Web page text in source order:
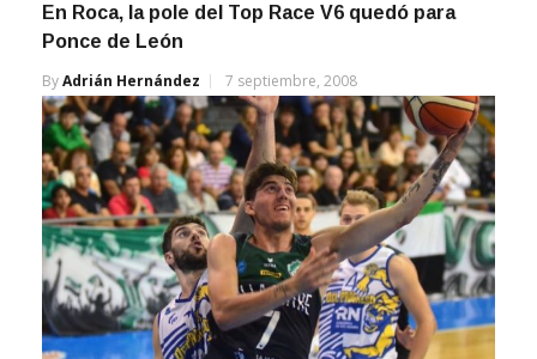
En Roca, la pole del Top Race V6 quedó para
Ponce de León
ByAdrián Hernández 7 septiembre, 2008